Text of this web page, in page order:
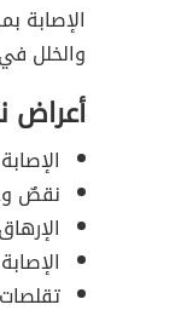
الإصابة
والخلل
أعراض
نقصٌ